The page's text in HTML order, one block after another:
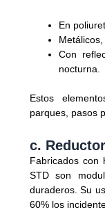
En
Con
nocturna.
Estos
parques, pasos
c.
Fabricados con
STD son
duraderos. Su
60% los